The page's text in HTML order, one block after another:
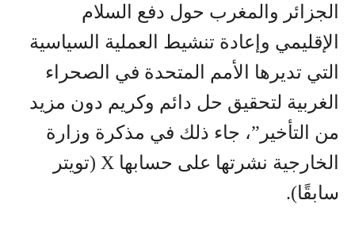
الجزائر والمغرب حول دفع السلام
الإقليمي وإعادة تنشيط العملية السياسية
التي تديرها الأمم المتحدة في الصحراء
الغربية لتحقيق حل دائم وكريم دون مزيد
من التأخير”، جاء ذلك في مذكرة وزارة
الخارجية نشرتها على حسابها X (تويتر
سابقًا).